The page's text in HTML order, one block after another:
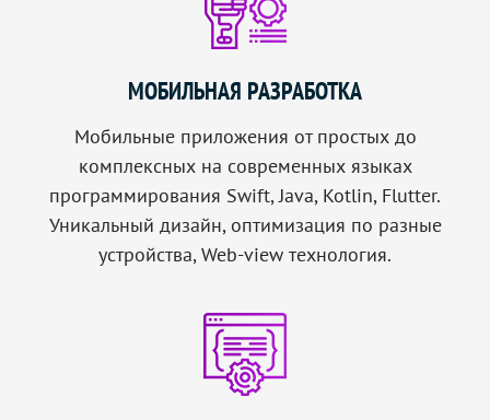
МОБИЛЬНАЯ РАЗРАБОТКА
Мобильные приложения от простых до
комплексных на современных языках
программирования Swift, Java, Kotlin, Flutter.
Уникальный дизайн, оптимизация по разные
устройства, Web-view технология.